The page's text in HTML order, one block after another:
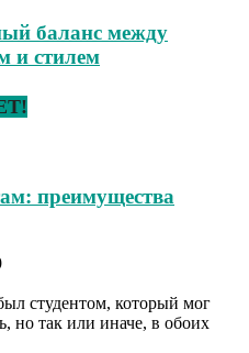
баланс между
и стилем
преимущества
студентом, который мог
но так или иначе, в обоих